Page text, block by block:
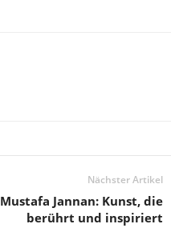
Nächster Artikel
Mustafa Jannan: Kunst, die
berührt und inspiriert